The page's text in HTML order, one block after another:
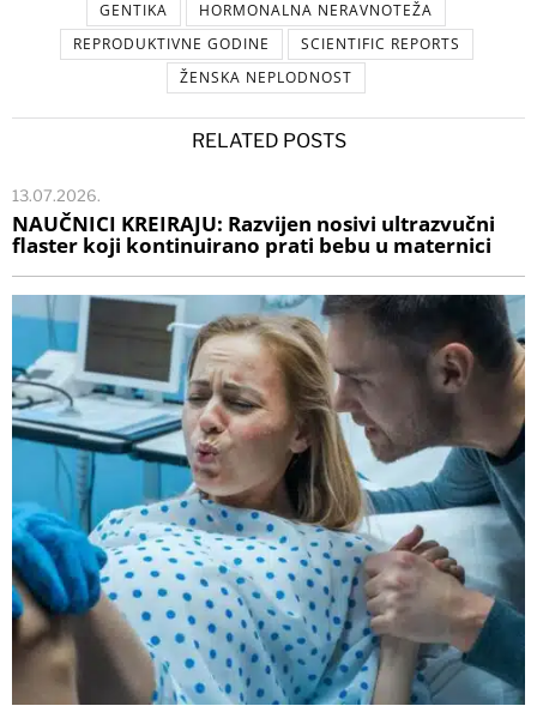
GENTIKA
HORMONALNA NERAVNOTEŽA
REPRODUKTIVNE GODINE
SCIENTIFIC REPORTS
ŽENSKA NEPLODNOST
RELATED POSTS
13.07.2026.
NAUČNICI KREIRAJU: Razvijen nosivi ultrazvučni
flaster koji kontinuirano prati bebu u maternici